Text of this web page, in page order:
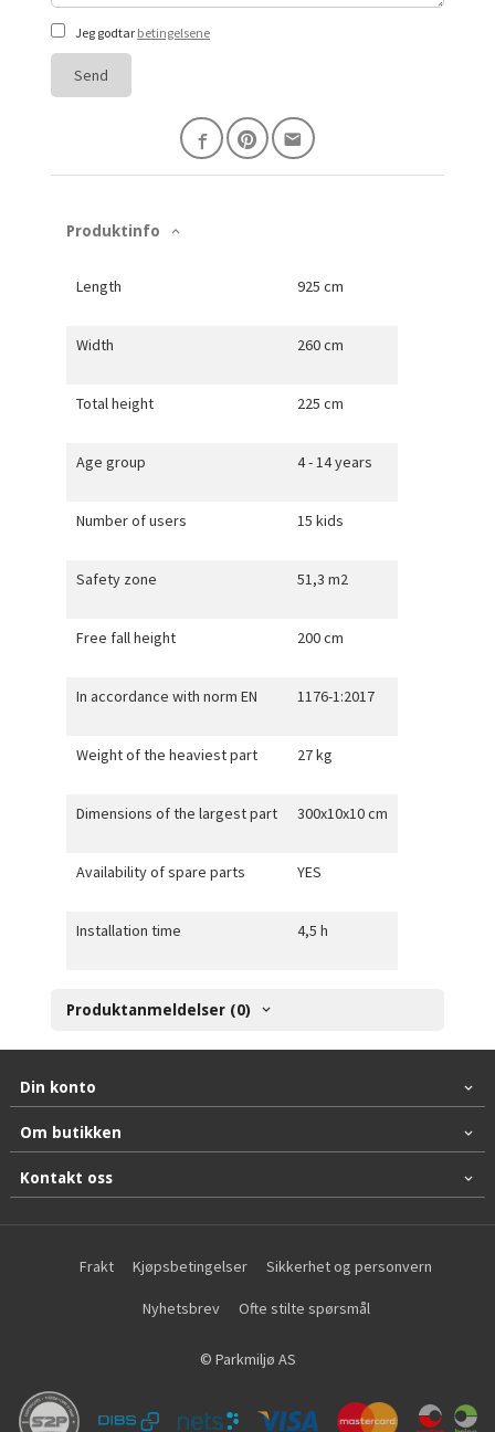
Jeg godtar betingelsene
Send
Produktinfo
Length 925 cm
Width 260 cm
Total height 225 cm
Age group 4 - 14 years
Number of users 15 kids
Safety zone 51,3 m2
Free fall height 200 cm
In accordance with norm EN 1176-1:2017
Weight of the heaviest part 27 kg
Dimensions of the largest part 300x10x10 cm
Availability of spare parts YES
Installation time 4,5 h
Produktanmeldelser (0)
Din konto
Om butikken
Kontakt oss
Frakt Kjøpsbetingelser Sikkerhet og personvern
Nyhetsbrev Ofte stilte spørsmål
© Parkmiljø AS